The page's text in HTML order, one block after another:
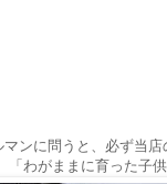
ンに問うと、必ず当
わがままに育った子